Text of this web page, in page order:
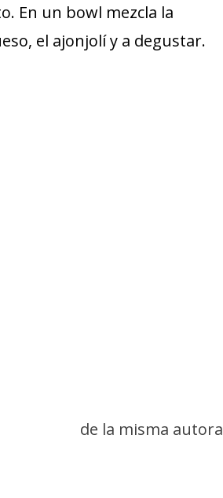
En un bowl mezcla la
el ajonjolí y a degustar.
de la misma autora